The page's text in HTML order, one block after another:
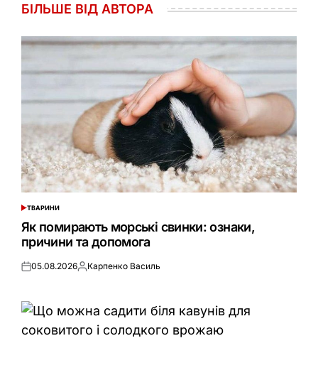
БІЛЬШЕ ВІД АВТОРА
ОПУБЛІКУВАТИ
ТВАРИНИ
Як помирають морські свинки: ознаки,
причини та допомога
Оприлюднено
05.08.2026Опубліковано
Карпенко Василь